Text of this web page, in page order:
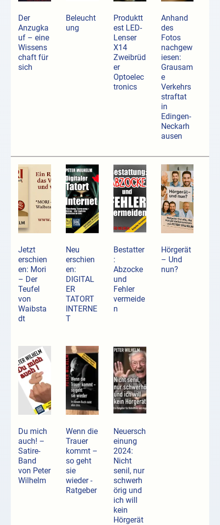
Der
Anzugka
uf ­– eine
Wissens
chaft für
sich
Beleucht
ung
Produktt
est LED-
Lenser
X14
Zweibrüd
er
Optoelec
tronics
Anhand
des
Fotos
nachgew
iesen:
Grausam
e
Verkehrs
straftat
in
Edingen-
Neckarh
ausen
Jetzt
erschien
en: Mori
– Der
Teufel
von
Waibsta
dt
Neu
erschien
en:
DIGITAL
ER
TATORT
INTERNE
T
Bestatter
:
Abzocke
und
Fehler
vermeide
n
Hörgerät
– Und
nun?
Du mich
auch! –
Satire-
Band
von Peter
Wilhelm
Wenn die
Trauer
kommt –
so geht
sie
wieder -
Ratgeber
Neuersch
einung
2024:
Nicht
senil, nur
schwerh
örig und
ich will
kein
Hörgerät